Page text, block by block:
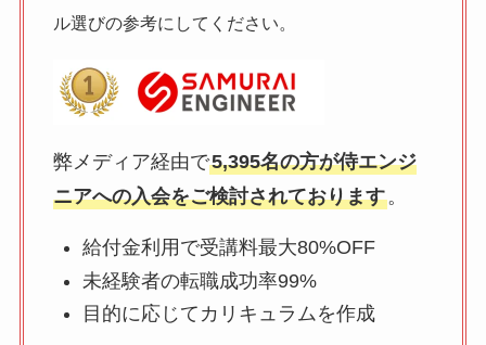
ル選びの参考にしてください。
弊メディア経由で5,395名の方が侍エンジ
ニアへの入会をご検討されております。
給付金利用で受講料最大80%OFF
未経験者の転職成功率99%
目的に応じてカリキュラムを作成